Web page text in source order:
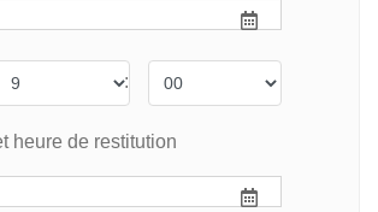
:
heure de restitution